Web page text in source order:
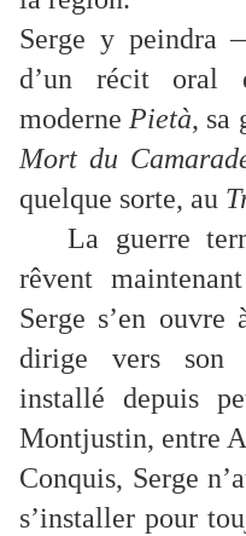
Serge y peindra
d’un récit oral
moderne Pietà, sa
Mort du
quelque sorte, au
La guerre
rêvent
Serge s’en
dirige vers son
installé depuis
Montjustin, entre
Conquis, Serge
s’installer pour